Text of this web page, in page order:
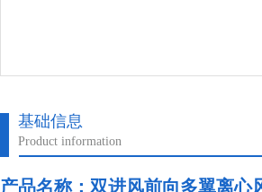
基础信息
Product information
产品名称：双进风前向多翼离心